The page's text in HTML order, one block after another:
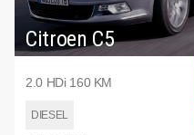
Citroen C5
2.0 HDi 160 KM
DIESEL